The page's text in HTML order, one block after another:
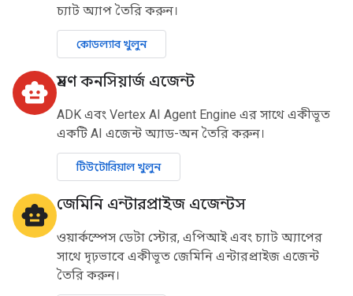
চ্যাট অ্যাপ তৈরি করুন।
কোডল্যাব খুলুন
smart_toy ভ্রমণ কনসিয়ার্জ এজেন্ট
ADK এবং Vertex AI Agent Engine এর সাথে একীভূত
একটি AI এজেন্ট অ্যাড-অন তৈরি করুন।
টিউটোরিয়াল খুলুন
smart_toy জেমিনি এন্টারপ্রাইজ এজেন্টস
ওয়ার্কস্পেস ডেটা স্টোর, এপিআই এবং চ্যাট অ্যাপের
সাথে দৃঢ়ভাবে একীভূত জেমিনি এন্টারপ্রাইজ এজেন্ট
তৈরি করুন।